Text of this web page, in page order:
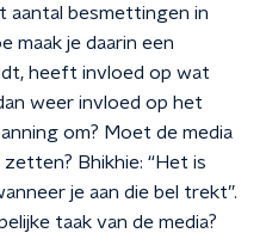
aantal besmettingen in
maak je daarin een
heeft invloed op wat
weer invloed op het
om? Moet de media
Bhikhie: “Het is
je aan die bel trekt”.
taak van de media?